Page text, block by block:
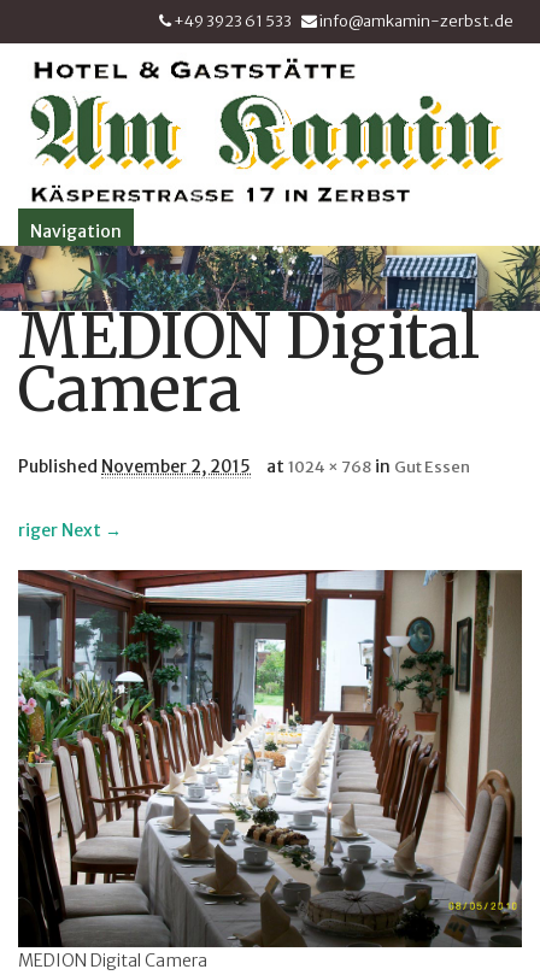
+49 3923 61 533 info@amkamin-zerbst.de
Navigation
MEDION Digital
Camera
Published November 2, 2015 at 1024 × 768 in Gut Essen
riger Next →
MEDION Digital Camera